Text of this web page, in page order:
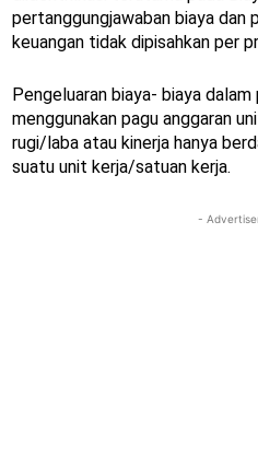
pertanggungjawaban biaya dan
keuangan tidak dipisahkan per
Pengeluaran biaya- biaya
menggunakan pagu anggaran
rugi/laba atau kinerja hanya
suatu unit kerja/satuan kerja.
-